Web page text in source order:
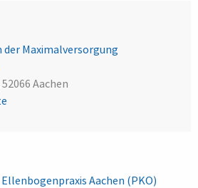
Maximalversorgung
Aachen
Aachen (PKO)